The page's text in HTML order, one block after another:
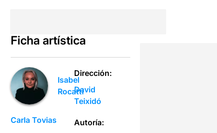
Ficha artística
Isabel
Rocatti
Carla Tovias
Dirección:
David
Teixidó
Autoría: